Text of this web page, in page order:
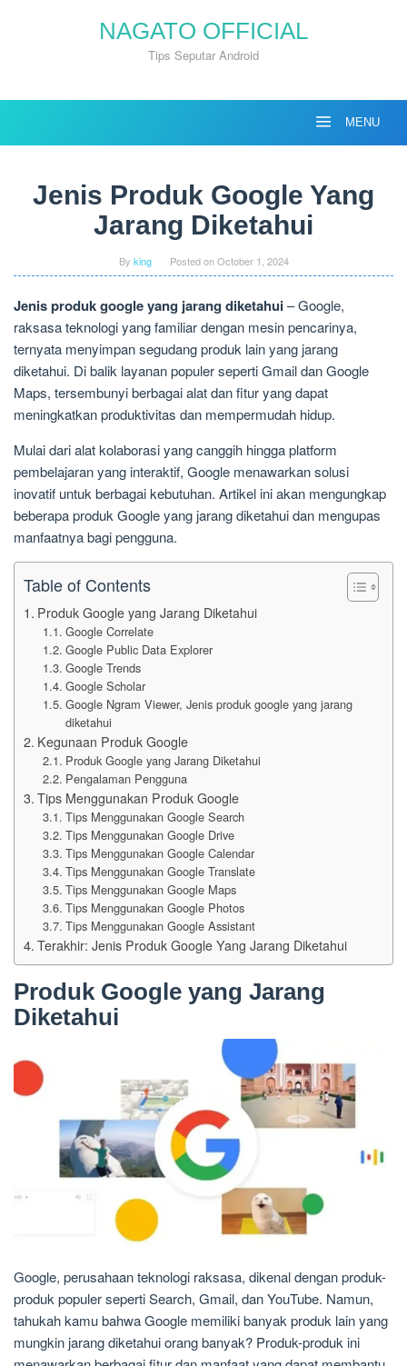
NAGATO OFFICIAL
Tips Seputar Android
MENU
Jenis Produk Google Yang
Jarang Diketahui
By king Posted onOctober 1, 2024
Jenis produk google yang jarang diketahui– Google,
raksasa teknologi yang familiar dengan mesin pencarinya,
ternyata menyimpan segudang produk lain yang jarang
diketahui. Di balik layanan populer seperti Gmail dan Google
Maps, tersembunyi berbagai alat dan fitur yang dapat
meningkatkan produktivitas dan mempermudah hidup.
Mulai dari alat kolaborasi yang canggih hingga platform
pembelajaran yang interaktif, Google menawarkan solusi
inovatif untuk berbagai kebutuhan. Artikel ini akan mengungkap
beberapa produk Google yang jarang diketahui dan mengupas
manfaatnya bagi pengguna.
Table of Contents
Produk Google yang Jarang Diketahui
Google Correlate
Google Public Data Explorer
Google Trends
Google Scholar
Google Ngram Viewer, Jenis produk google yang jarang
diketahui
Kegunaan Produk Google
Produk Google yang Jarang Diketahui
Pengalaman Pengguna
Tips Menggunakan Produk Google
Tips Menggunakan Google Search
Tips Menggunakan Google Drive
Tips Menggunakan Google Calendar
Tips Menggunakan Google Translate
Tips Menggunakan Google Maps
Tips Menggunakan Google Photos
Tips Menggunakan Google Assistant
Terakhir: Jenis Produk Google Yang Jarang Diketahui
Produk Google yang Jarang
Diketahui
Google, perusahaan teknologi raksasa, dikenal dengan produk-
produk populer seperti Search, Gmail, dan YouTube. Namun,
tahukah kamu bahwa Google memiliki banyak produk lain yang
mungkin jarang diketahui orang banyak? Produk-produk ini